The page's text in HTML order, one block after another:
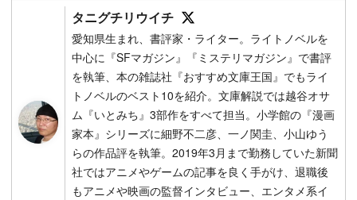
タニグチリウイチ
愛知県生まれ、書評家・ライター。ライトノベルを
中心に『SFマガジン』『ミステリマガジン』で書評
を執筆、本の雑誌社『おすすめ文庫王国』でもライ
トノベルのベスト10を紹介。文庫解説では越谷オサ
ム『いとみち』3部作をすべて担当。小学館の『漫画
家本』シリーズに細野不二彦、一ノ関圭、小山ゆう
らの作品評を執筆。2019年3月まで勤務していた新聞
社ではアニメやゲームの記事を良く手がけ、退職後
もアニメや映画の監督インタビュー、エンタメ系イ